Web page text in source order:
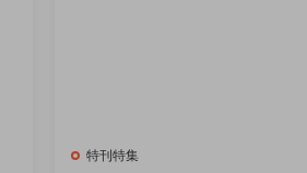
特刊特集